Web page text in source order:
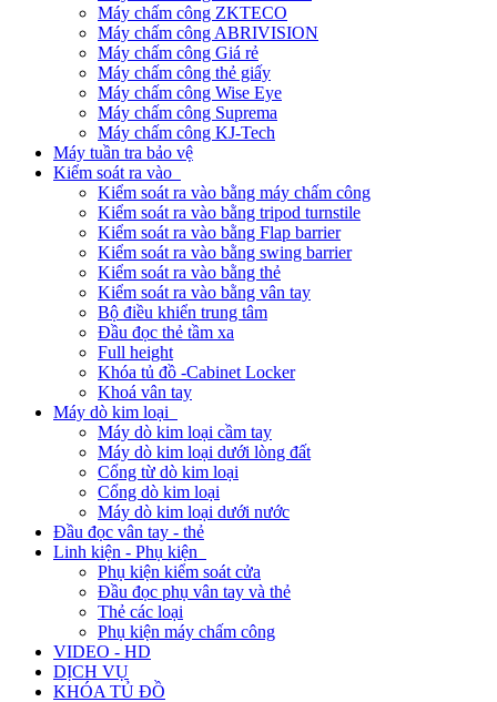
Máy chấm công ZKTECO
Máy chấm công ABRIVISION
Máy chấm công Giá rẻ
Máy chấm công thẻ giấy
Máy chấm công Wise Eye
Máy chấm công Suprema
Máy chấm công KJ-Tech
Máy tuần tra bảo vệ
Kiểm soát ra vào
Kiểm soát ra vào bằng máy chấm công
Kiểm soát ra vào bằng tripod turnstile
Kiểm soát ra vào bằng Flap barrier
Kiểm soát ra vào bằng swing barrier
Kiểm soát ra vào bằng thẻ
Kiểm soát ra vào bằng vân tay
Bộ điều khiển trung tâm
Đầu đọc thẻ tầm xa
Full height
Khóa tủ đồ -Cabinet Locker
Khoá vân tay
Máy dò kim loại
Máy dò kim loại cầm tay
Máy dò kim loại dưới lòng đất
Cổng từ dò kim loại
Cổng dò kim loại
Máy dò kim loại dưới nước
Đầu đọc vân tay - thẻ
Linh kiện - Phụ kiện
Phụ kiện kiểm soát cửa
Đầu đọc phụ vân tay và thẻ
Thẻ các loại
Phụ kiện máy chấm công
VIDEO - HD
DỊCH VỤ
KHÓA TỦ ĐỒ